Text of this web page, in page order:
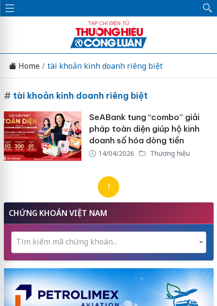
Home tài khoản kinh doanh riêng biệt
# tài khoản kinh doanh riêng biệt
SeABank tung “combo” giải
pháp toàn diện giúp hộ kinh
doanh số hóa dòng tiền
14/04/2026 Thương hiệu
1
CHỨNG KHOÁN VIỆT NAM
Tìm kiếm mã chứng khoán...